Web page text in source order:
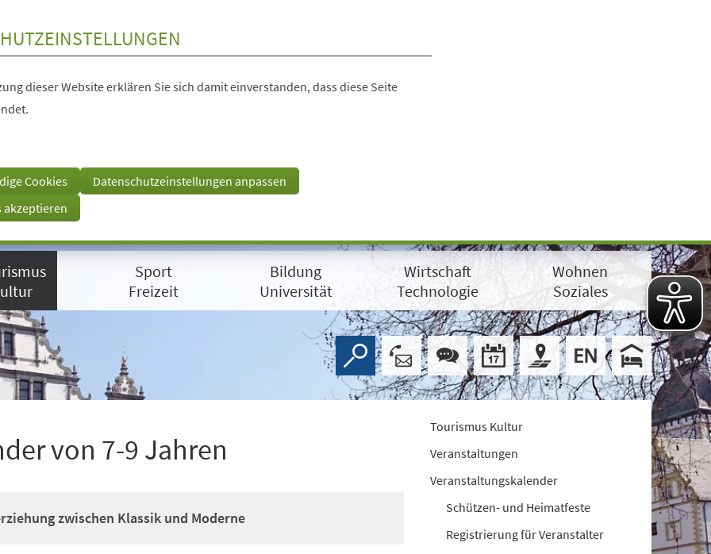
dieser Website erklären Sie sich damit einverstanden, dass diese Seite
Cookies
Datenschutzeinstellungen anpassen
akzeptieren
Sport
Freizeit
Bildung
Universität
Wirtschaft
Technologie
Wohnen
Soziales
von 7-9 Jahren
zwischen Klassik und Moderne
Tourismus Kultur
Veranstaltungen
Veranstaltungskalender
Schützen- und Heimatfeste
Registrierung für Veranstalter